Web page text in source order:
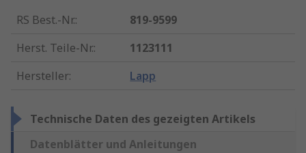
RS Best.-Nr.:
819-9599
Herst. Teile-Nr.:
1123111
Hersteller: Lapp
Technische Daten des gezeigten Artikels
Datenblätter und Anleitungen